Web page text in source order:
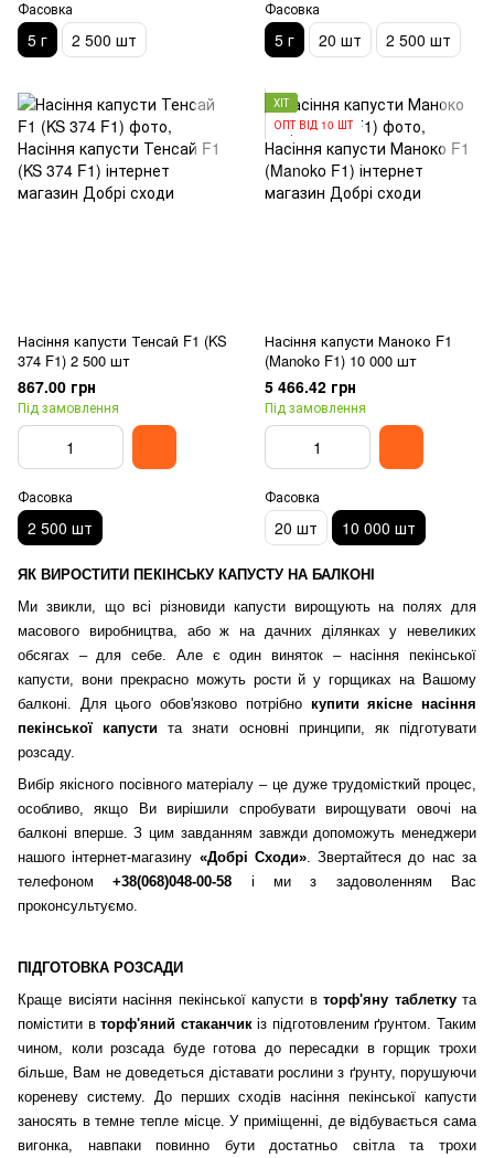
Фасовка
5 г 2 500 шт
Фасовка
5 г 20 шт 2 500 шт
Насіння капусти Тенсай F1 (KS
374 F1) 2 500 шт
867.00 грн
Під замовлення
Фасовка
2 500 шт
ХІТ
ОПТ ВІД 10 ШТ
Насіння капусти Маноко F1
(Manoko F1) 10 000 шт
5 466.42 грн
Під замовлення
Фасовка
20 шт 10 000 шт
ЯК ВИРОСТИТИ ПЕКІНСЬКУ КАПУСТУ НА БАЛКОНІ
Ми звикли, що всі різновиди капусти вирощують на полях для
масового виробництва, або ж на дачних ділянках у невеликих
обсягах – для себе. Але є один виняток – насіння пекінської
капусти, вони прекрасно можуть рости й у горщиках на Вашому
балконі. Для цього обов'язково потрібно купити якісне насіння
пекінської капусти та знати основні принципи, як підготувати
розсаду.
Вибір якісного посівного матеріалу – це дуже трудомісткий процес,
особливо, якщо Ви вирішили спробувати вирощувати овочі на
балконі вперше. З цим завданням завжди допоможуть менеджери
нашого інтернет-магазину «Добрі Сходи». Звертайтеся до нас за
телефоном+38(068)048-00-58 і ми з задоволенням Вас
проконсультуємо.
ПІДГОТОВКА РОЗСАДИ
Краще висіяти насіння пекінської капусти в торф'яну таблеткута
помістити вторф'яний стаканчикіз підготовленим ґрунтом. Таким
чином, коли розсада буде готова до пересадки в горщик трохи
більше, Вам не доведеться діставати рослини з ґрунту, порушуючи
кореневу систему. До перших сходів насіння пекінської капусти
заносять в темне тепле місце. У приміщенні, де відбувається сама
вигонка, навпаки повинно бути достатньо світла та трохи